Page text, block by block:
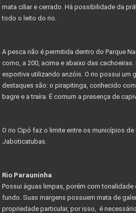
mata ciliar e cerrado. Há possibilidade da
todo o leito do rio.
A pesca não é permitida dentro do Parque
como, a 200, acima e abaixo das
esportiva utilizando anzóis. O rio possui um
destaques são: o pirapitinga, conhecido
bagre e a traíra. É comum a presença de
O rio Cipó faz o limite entre os municípios de
Jaboticatubas.
Rio Parauninha
Possui águas limpas, porém com tonalidade
fundo. Suas margens possuem mata de
propriedade particular, por isso, é